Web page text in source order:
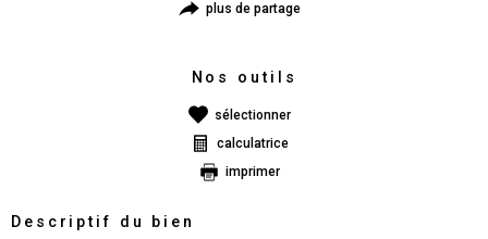
plus de partage
Nos outils
sélectionner
calculatrice
imprimer
Descriptif du bien